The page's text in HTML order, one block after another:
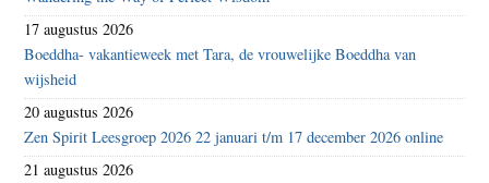
17 augustus 2026
Boeddha- vakantieweek met Tara, de vrouwelijke Boeddha van
wijsheid
20 augustus 2026
Zen Spirit Leesgroep 2026 22 januari t/m 17 december 2026 online
21 augustus 2026